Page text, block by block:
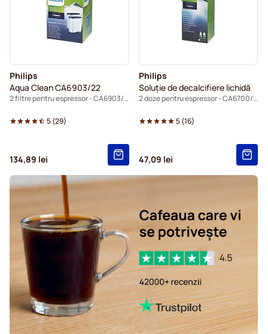
Philips
Aqua Clean CA6903/22
2 filtre pentru espressor - CA6903/22
5(29)
134,89 lei
Philips
Soluție de decalcifiere lichidă
2 doze pentru espressor - CA6700/22
5(16)
47,09 lei